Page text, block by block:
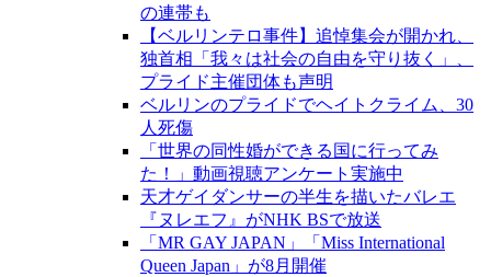
の連帯も
【ベルリンテロ事件】追悼集会が開かれ、
独首相「我々は社会の自由を守り抜く」、
プライド主催団体も声明
ベルリンのプライドでヘイトクライム、30
人死傷
「世界の同性婚ができる国に行ってみ
た！」動画視聴アンケート実施中
天才ゲイダンサーの半生を描いたバレエ
『ヌレエフ』がNHK BSで放送
「MR GAY JAPAN」「Miss International
Queen Japan」が8月開催